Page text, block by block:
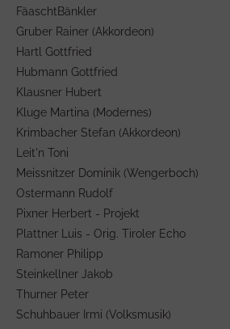
FäaschtBänkler
Gruber Rainer (Akkordeon)
Hartl Gottfried
Hubmann Gottfried
Klausner Hubert
Kluge Martina (Modernes)
Krimbacher Stefan (Akkordeon)
Leit'n Toni
Meissnitzer Dominik (Wengerboch)
Ostermann Rudolf
Pixner Herbert - Projekt
Plattner Luis - Orig. Tiroler Echo
Ramoner Philipp
Steinkellner Jakob
Thurner Peter
Schuhbauer Irmi (Volksmusik)